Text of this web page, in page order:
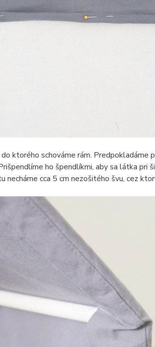
ktorého schováme rám. Predpokladáme
ho špendlíkmi, aby sa látka pri
necháme cca 5 cm nezošitého švu, cez